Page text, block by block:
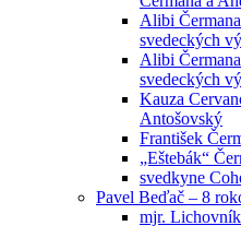
Alibi
svedeckých
Alibi
svedeckých
Kauza
Antošovský
František
„Eštebák“
svedkyne
Pavel Beďač – 8
mjr.